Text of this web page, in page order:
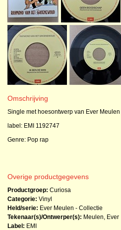
Omschrijving
Single met hoesontwerp van Ever Meulen
label: EMI 1192747
Genre: Pop rap
Overige productgegevens
Productgroep: Curiosa
Categorie: Vinyl
Held/serie: Ever Meulen - Collectie
Tekenaar(s)/Ontwerper(s): Meulen, Ever
Label: EMI